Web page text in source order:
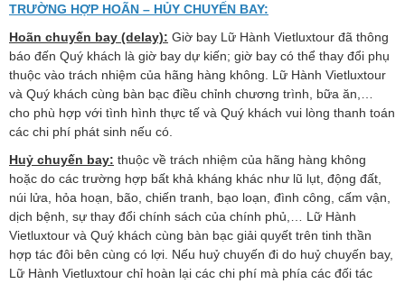
TRƯỜNG HỢP HOÃN – HỦY CHUYẾN BAY:
Hoãn chuyến bay (delay): Giờ bay Lữ Hành Vietluxtour đã thông
báo đến Quý khách là giờ bay dự kiến; giờ bay có thể thay đổi phụ
thuộc vào trách nhiệm của hãng hàng không. Lữ Hành Vietluxtour
và Quý khách cùng bàn bạc điều chỉnh chương trình, bữa ăn,…
cho phù hợp với tình hình thực tế và Quý khách vui lòng thanh toán
các chi phí phát sinh nếu có.
Huỷ chuyến bay: thuộc về trách nhiệm của hãng hàng không
hoặc do các trường hợp bất khả kháng khác như lũ lụt, động đất,
núi lửa, hỏa hoạn, bão, chiến tranh, bạo loạn, đình công, cấm vận,
dịch bệnh, sự thay đổi chính sách của chính phủ,… Lữ Hành
Vietluxtour và Quý khách cùng bàn bạc giải quyết trên tinh thần
hợp tác đôi bên cùng có lợi. Nếu huỷ chuyến đi do huỷ chuyến bay,
Lữ Hành Vietluxtour chỉ hoàn lại các chi phí mà phía các đối tác